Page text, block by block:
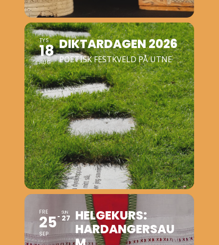
TYS
18
AUG
DIKTARDAGEN 2026
POETISK FESTKVELD PÅ UTNE
FRE
25
SEP
SUN
27 HELGEKURS:
HARDANGERSAU